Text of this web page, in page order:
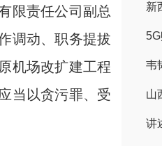
限责任公司副总
调动、职务提拔
机场改扩建工程
当以贪污罪、受
新
韦
山